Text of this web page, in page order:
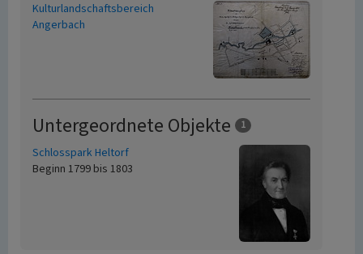
Kulturlandschaftsbereich
Angerbach
Untergeordnete Objekte 1
Schlosspark Heltorf
Beginn 1799 bis 1803